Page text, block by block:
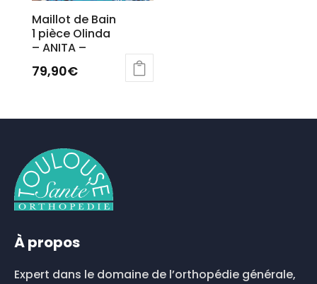
Maillot de Bain
1 pièce Olinda
– ANITA –
79,90€
À propos
Expert dans le domaine de l’orthopédie générale,